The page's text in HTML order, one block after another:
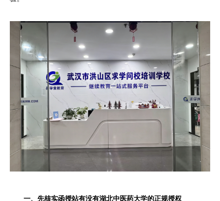
一、先核实函授站有没有湖北中医药大学的正规授权